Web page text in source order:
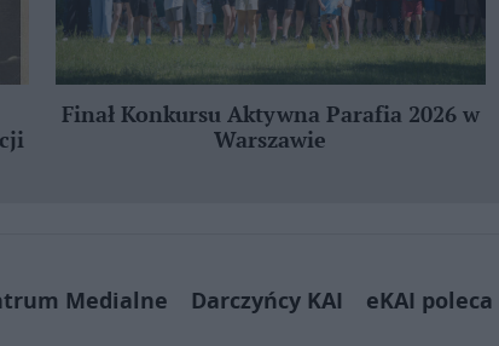
Finał Konkursu Aktywna Parafia 2026 w
Warszawie
Medialne Darczyńcy KAI eKAI poleca